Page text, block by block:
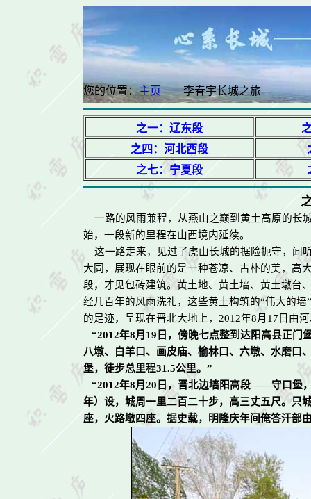
您的位置：主页——李春宇长城之旅
之一：辽东段
之四：河北西段
之七：宁夏段
一路的风雨兼程，从燕山之巅到黄土高原的长
始，一段新的里程在山西境内延续。
这一路走来，见过了虎山长城的据险扼守，闻
大同，展现在眼前的是一种苍凉、古朴的美，高
段，才见包砖建筑。黄土地、黄土墙、黄土墩台
经几百年的风雨洗礼，这些黄土构筑的“伟大的
的足迹，呈现在晋北大地上， 2012年8月 17 日由
“2012年8月 19 日，傍晚七点整到达阳高县正门
八墩、白羊口、画皮庙、榆林口、六墩、水磨口
堡，徒步总里程31.5公里。”
“2012年8月 20 日，晋北边墙阳高段——守口堡
年）设，城周一里二百二十步，高三丈五尺。只
座，火路墩四座。据史载，明隆庆年间俺答汗部